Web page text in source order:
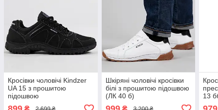
Кросівки чоловічі Kindzer
UA 15 з прошитою
підошвою
Шкіряні чоловічі кросівки
білі з прошитою підошвою
(ЛК 40 б)
13